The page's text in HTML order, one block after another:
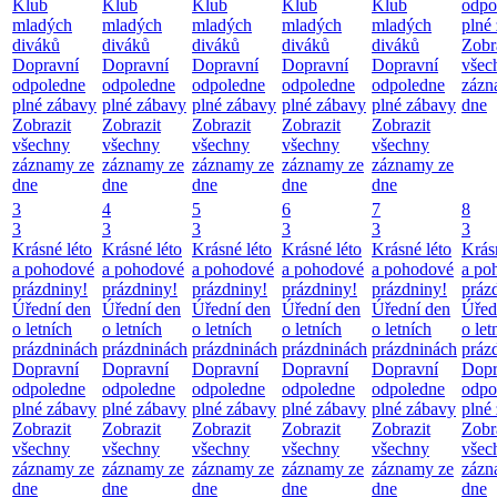
Klub
mladých
diváků
Dopravní
odpoledne
plné zábavy
Zobrazit
všechny
záznamy ze
dne
Klub
mladých
diváků
Dopravní
odpoledne
plné zábavy
Zobrazit
všechny
záznamy ze
dne
Klub
mladých
diváků
Dopravní
odpoledne
plné zábavy
Zobrazit
všechny
záznamy ze
dne
Klub
mladých
diváků
Dopravní
odpoledne
plné zábavy
Zobrazit
všechny
záznamy ze
dne
Klub
mladých
diváků
Dopravní
odpoledne
plné zábavy
Zobrazit
všechny
záznamy ze
dne
plné
dne
3
3
Krásné léto
a pohodové
prázdniny!
Úřední den
o letních
prázdninách
Dopravní
odpoledne
plné zábavy
Zobrazit
všechny
záznamy ze
dne
4
3
Krásné léto
a pohodové
prázdniny!
Úřední den
o letních
prázdninách
Dopravní
odpoledne
plné zábavy
Zobrazit
všechny
záznamy ze
dne
5
3
Krásné léto
a pohodové
prázdniny!
Úřední den
o letních
prázdninách
Dopravní
odpoledne
plné zábavy
Zobrazit
všechny
záznamy ze
dne
6
3
Krásné léto
a pohodové
prázdniny!
Úřední den
o letních
prázdninách
Dopravní
odpoledne
plné zábavy
Zobrazit
všechny
záznamy ze
dne
7
3
Krásné léto
a pohodové
prázdniny!
Úřední den
o letních
prázdninách
Dopravní
odpoledne
plné zábavy
Zobrazit
všechny
záznamy ze
dne
8
3
a
o
plné
dne